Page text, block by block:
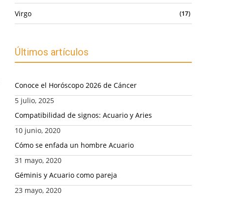
Virgo (17)
Últimos artículos
Conoce el Horóscopo 2026 de Cáncer
5 julio, 2025
Compatibilidad de signos: Acuario y Aries
10 junio, 2020
Cómo se enfada un hombre Acuario
31 mayo, 2020
Géminis y Acuario como pareja
23 mayo, 2020